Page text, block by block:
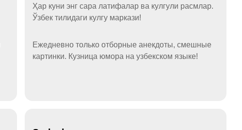
Ҳар куни энг сара латифалар ва кулгули расмлар.
Ўзбек тилидаги кулгу маркази!
Ежедневно только отборные анекдоты, смешные
картинки. Кузница юмора на узбекском языке!